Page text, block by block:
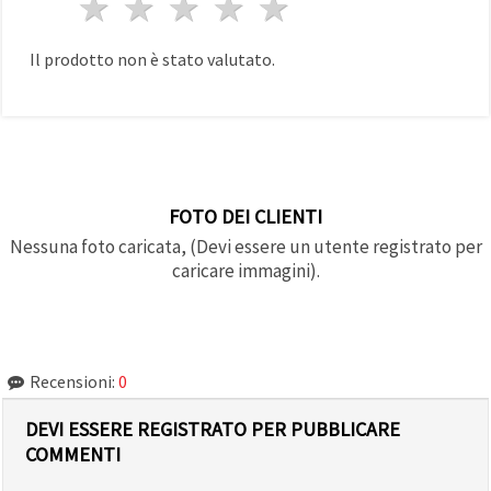
Il prodotto non è stato valutato.
FOTO DEI CLIENTI
Nessuna foto caricata, (Devi essere un utente registrato per
caricare immagini).
Recensioni: 0
DEVI ESSERE REGISTRATO PER PUBBLICARE
COMMENTI